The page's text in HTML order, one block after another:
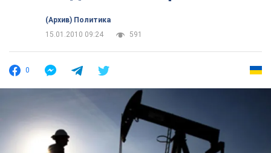
(Архив) Политика
15.01.2010 09:24
591
0